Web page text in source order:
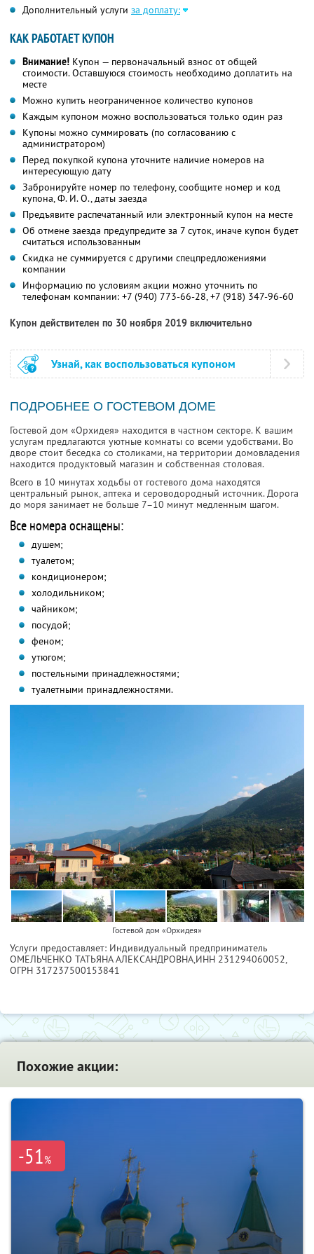
Дополнительный услуги за доплату:
КАК РАБОТАЕТ КУПОН
Внимание! Купон — первоначальный взнос от общей
стоимости. Оставшуюся стоимость необходимо доплатить на
месте
Можно купить неограниченное количество купонов
Каждым купоном можно воспользоваться только один раз
Купоны можно суммировать (по согласованию с
администратором)
Перед покупкой купона уточните наличие номеров на
интересующую дату
Забронируйте номер по телефону, сообщите номер и код
купона,Ф. И. О.,даты заезда
Предъявите распечатанный или электронный купон на месте
Об отмене заезда предупредите за 7 суток, иначе купон будет
считаться использованным
Скидка не суммируется с другими спецпредложениями
компании
Информацию по условиям акции можно уточнить по
телефонам компании: +7 (940) 773-66-28, +7 (918) 347-96-60
Купон действителен по 30 ноября 2019 включительно
Узнай, как воспользоваться купоном
ПОДРОБНЕЕ О ГОСТЕВОМ ДОМЕ
Гостевой дом «Орхидея» находится в частном секторе. К вашим
услугам предлагаются уютные комнаты со всеми удобствами. Во
дворе стоит беседка со столиками, на территории домовладения
находится продуктовый магазин и собственная столовая.
Всего в 10 минутах ходьбы от гостевого дома находятся
центральный рынок, аптека и сероводородный источник. Дорога
до моря занимает не больше 7–10 минут медленным шагом.
Все номера оснащены:
душем;
туалетом;
кондиционером;
холодильником;
чайником;
посудой;
феном;
утюгом;
постельными принадлежностями;
туалетными принадлежностями.
Гостевой дом «Орхидея»
Услуги предоставляет: Индивидуальный предприниматель
ОМЕЛЬЧЕНКО ТАТЬЯНА АЛЕКСАНДРОВНА,ИНН 231294060052,
ОГРН 317237500153841
Похожие акции:
-51%